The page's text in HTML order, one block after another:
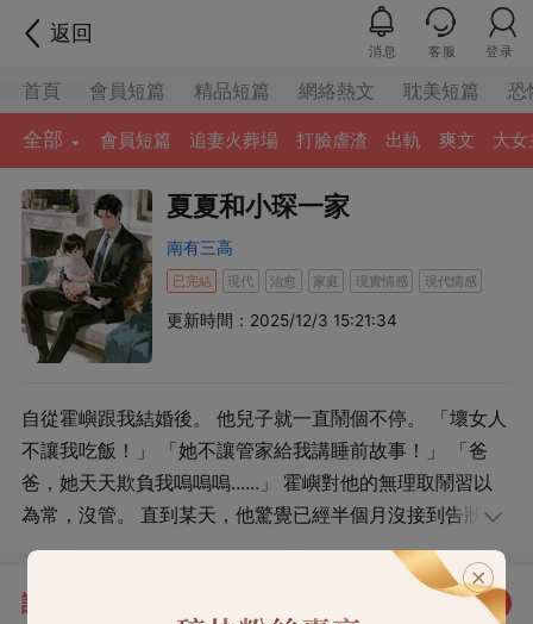
返回
消息 客服 登录
首頁 會員短篇 精品短篇 網絡熱文 耽美短篇 恐
全部 會員短篇 追妻火葬場 打臉虐渣 出軌 爽文 大女
夏夏和小琛一家
南有三高
已完結 現代 治愈 家庭 現實情感 現代情感
更新時間：2025/12/3 15:21:34
自從霍嶼跟我結婚後。 他兒子就一直鬧個不停。 「壞女人
不讓我吃飯！」 「她不讓管家給我講睡前故事！」 「爸
爸，她天天欺負我嗚嗚嗚......」 霍嶼對他的無理取鬧習以
為常，沒管。 直到某天，他驚覺已經半個月沒接到告狀電
話了。 霍嶼覺得有點稀奇。 晚上處理完工作，他主動打電
話哄兒子睡覺。 沒想到一向依賴他的兒子卻興致缺缺。
「爸爸，早點睡吧，明天幼兒園裡一堆活要幹呢。」 霍
評分： 點我評分